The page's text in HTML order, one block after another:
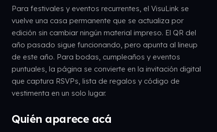
Para festivales y eventos recurrentes, el VisuLink se
vuelve una casa permanente que se actualiza por
edición sin cambiar ningún material impreso. El QR del
año pasado sigue funcionando, pero apunta al lineup
de este año. Para bodas, cumpleaños y eventos
puntuales, la página se convierte en la invitación digital
que captura RSVPs, lista de regalos y código de
vestimenta en un solo lugar.
Quién aparece acá